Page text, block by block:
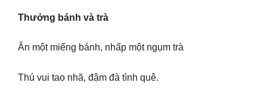
Thưởng bánh và trà
Ăn một miếng bánh, nhấp một ngụm trà
Thú vui tao nhã, đậm đà tình quê.